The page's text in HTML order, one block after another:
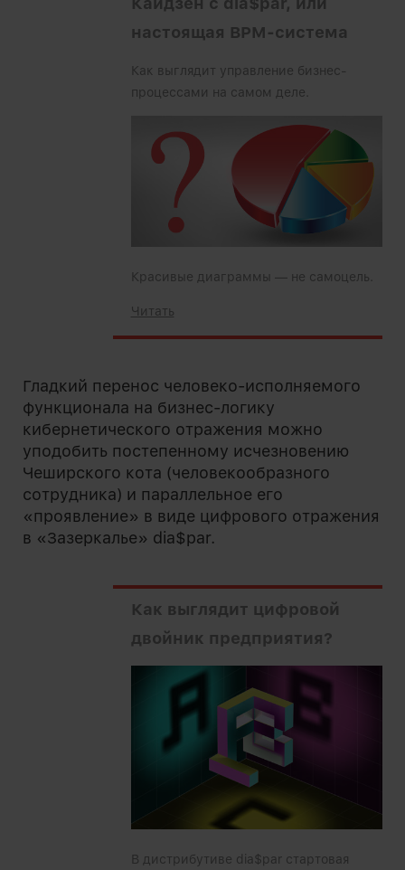
настоящая BPM-система
Как выглядит управление бизнес-
процессами на самом деле.
Красивые диаграммы — не самоцель.
Читать
Гладкий перенос человеко-исполняемого
функционала на бизнес-логику
кибернетического отражения можно
уподобить постепенному исчезновению
Чеширского кота (человекообразного
сотрудника) и параллельное его
«проявление» в виде цифрового отражения
в «Зазеркалье» dia$par.
Как выглядит цифровой
двойник предприятия?
В дистрибутиве dia$par стартовая